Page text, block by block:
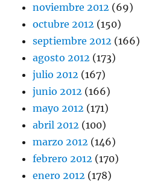
noviembre 2012 (69)
octubre 2012 (150)
septiembre 2012 (166)
agosto 2012 (173)
julio 2012 (167)
junio 2012 (166)
mayo 2012 (171)
abril 2012 (100)
marzo 2012 (146)
febrero 2012 (170)
enero 2012 (178)